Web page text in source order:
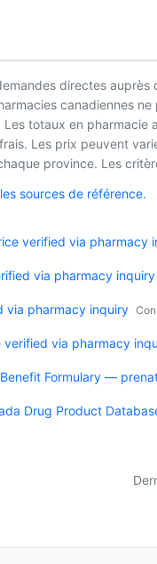
directes
canadiennes
totaux en
Les prix peuvent
province. Les
sources de référence.
verified via pharmacy
via pharmacy inquiry
via pharmacy inquiry
via pharmacy
Formulary —
Drug Product